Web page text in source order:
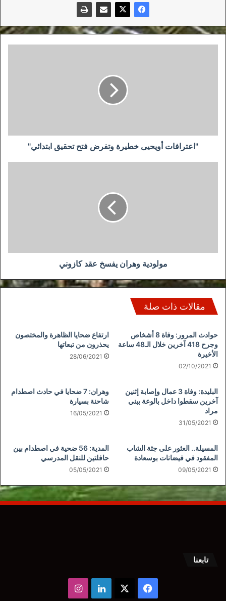
"اعترافات أويحيى خطيرة وتفرض فتح تحقيق ابتدائي"
مولودية وهران يفسخ عقد كازوني
مقالات ذات صلة
حوادث المرور: وفاة 8 أشخاص
وجرح 418 آخرين خلال الـ48 ساعة
الأخيرة
02/10/2021
ارتفاع ضحايا الظاهرة والمختصون
يحذرون من تبعاتها
28/06/2021
البليدة: وفاة 3 عمال وإصابة إثنين
آخرين سقطوا داخل بالوعة ببني
مراد
31/05/2021
وهران: 7 ضحايا في حادث اصطدام
شاحنة بسيارة
16/05/2021
المسيلة.. العثور على جثة الشاب
المفقود في فيضانات بوسعادة
09/05/2021
المدية: 56 ضحية في اصطدام بين
حافلتين للنقل المدرسي
05/05/2021
تابعنا
فيسبوك لينكدإنانستقرام